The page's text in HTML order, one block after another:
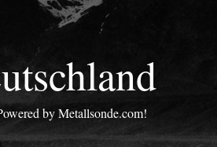
by Metallsonde.com!